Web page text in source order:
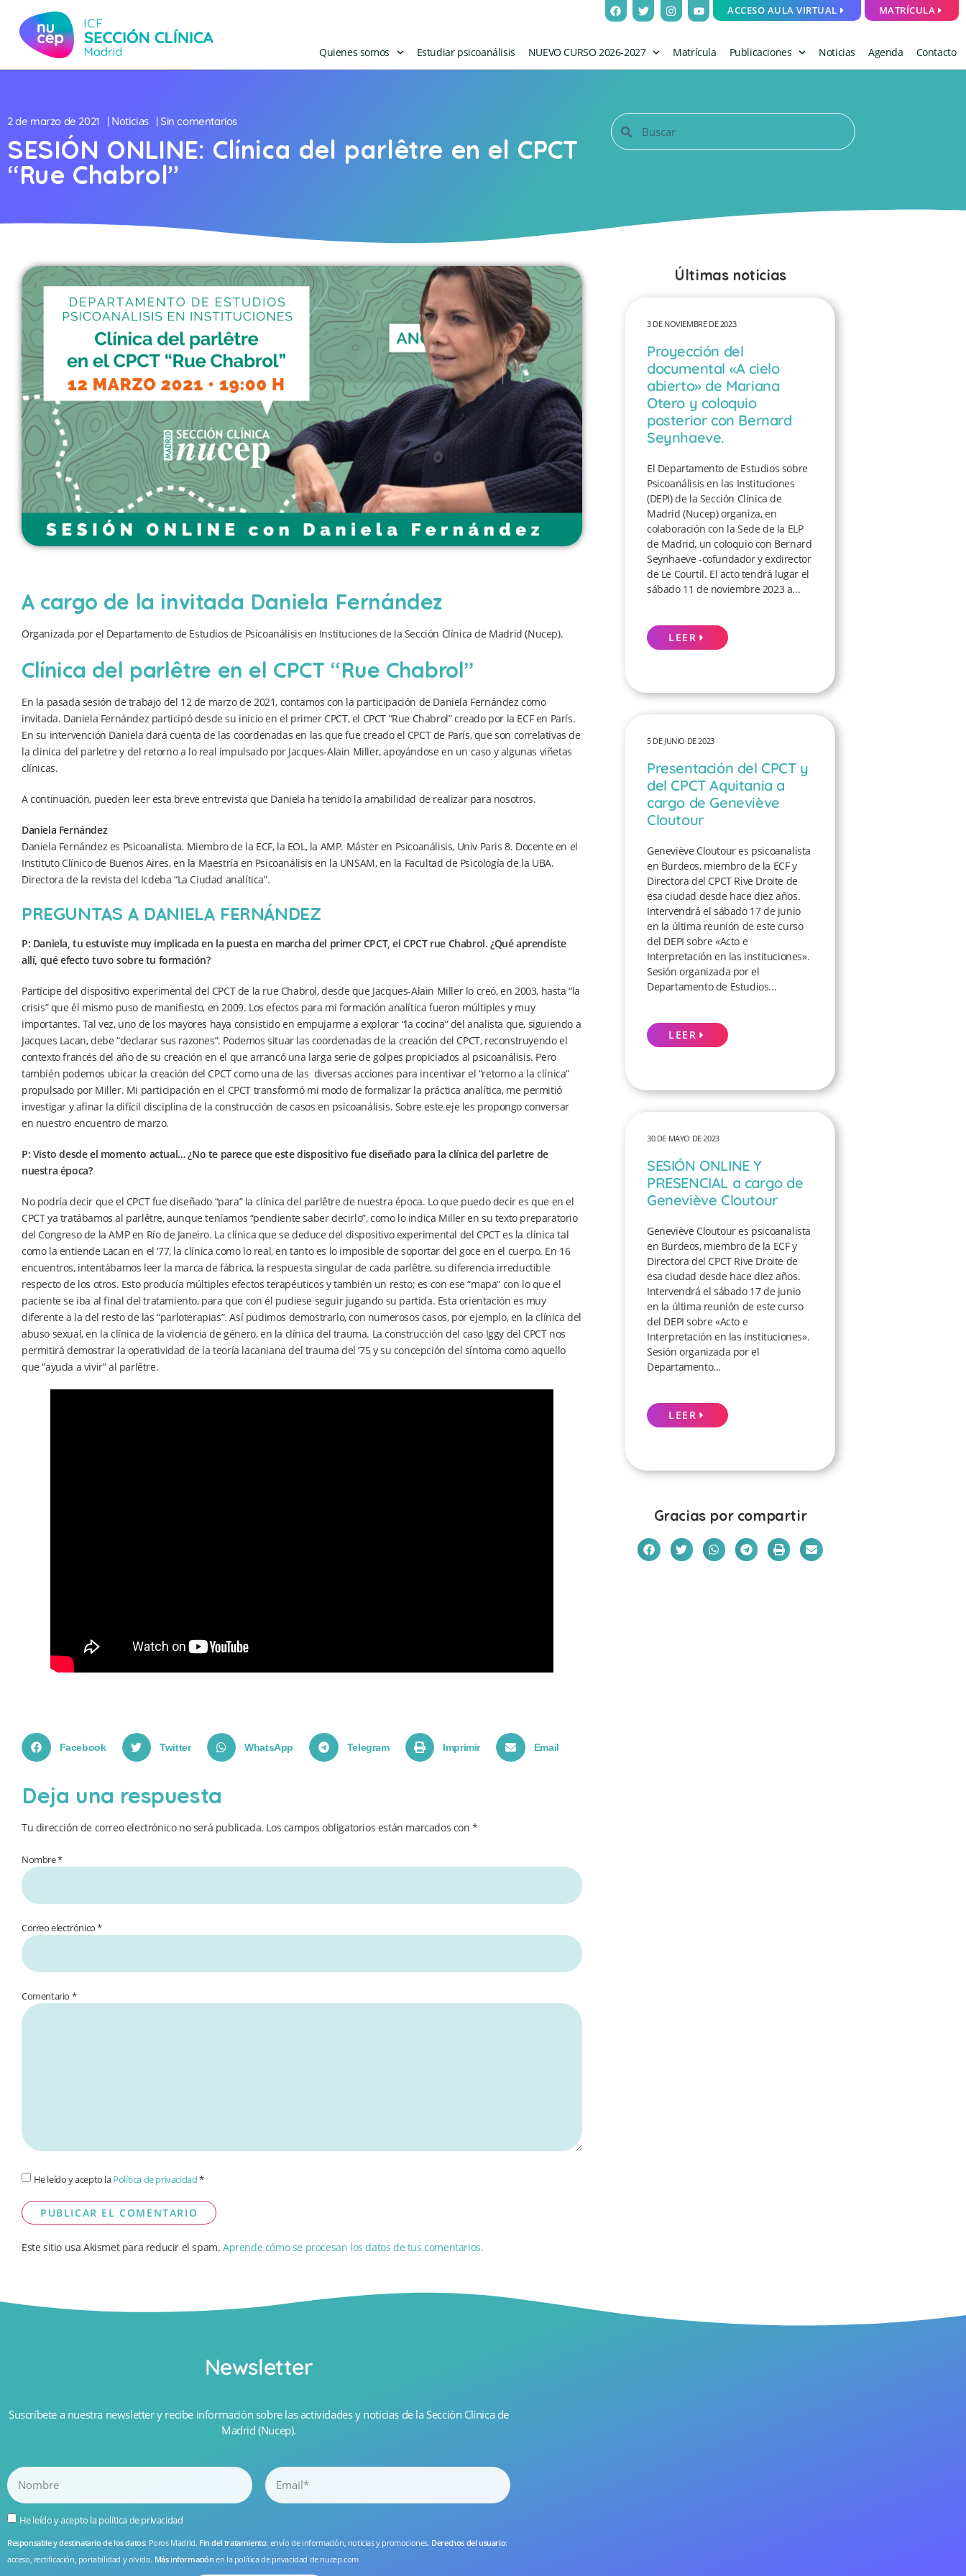
ACCESO AULA VIRTUAL MATRÍCULA
Quienes somos Estudiar psicoanálisis NUEVO CURSO 2026-2027 Matrícula Publicaciones Noticias Agenda Contacto
2 de marzo de 2021 | Noticias | Sin comentarios
SESIÓN ONLINE: Clínica del parlêtre en el CPCT
“Rue Chabrol”
A cargo de la invitada Daniela Fernández
Organizada por el Departamento de Estudios de Psicoanálisis en Instituciones de la Sección Clínica de Madrid (Nucep).
Clínica del parlêtre en el CPCT “Rue Chabrol”
En la pasada sesión de trabajo del 12 de marzo de 2021, contamos con la participación de Daniela Fernández como
invitada. Daniela Fernández participó desde su inicio en el primer CPCT, el CPCT “Rue Chabrol” creado por la ECF en París.
En su intervención Daniela dará cuenta de las coordenadas en las que fue creado el CPCT de París, que son correlativas de
la clinica del parletre y del retorno a lo real impulsado por Jacques-Alain Miller, apoyándose en un caso y algunas viñetas
clínicas.
A continuación, pueden leer esta breve entrevista que Daniela ha tenido la amabilidad de realizar para nosotros.
Daniela Fernández
Daniela Fernández es Psicoanalista. Miembro de la ECF, la EOL, la AMP. Máster en Psicoanálisis, Univ Paris 8. Docente en el
Instituto Clínico de Buenos Aires, en la Maestría en Psicoanálisis en la UNSAM, en la Facultad de Psicología de la UBA.
Directora de la revista del Icdeba “La Ciudad analítica”.
PREGUNTAS A DANIELA FERNÁNDEZ
P: Daniela, tu estuviste muy implicada en la puesta en marcha del primer CPCT, el CPCT rue Chabrol. ¿Qué aprendiste
allí, qué efecto tuvo sobre tu formación?
Partícipe del dispositivo experimental del CPCT de la rue Chabrol, desde que Jacques-Alain Miller lo creó, en 2003, hasta “la
crisis” que él mismo puso de manifiesto, en 2009. Los efectos para mi formación analítica fueron múltiples y muy
importantes. Tal vez, uno de los mayores haya consistido en empujarme a explorar “la cocina” del analista que, siguiendo a
Jacques Lacan, debe “declarar sus razones”. Podemos situar las coordenadas de la creación del CPCT, reconstruyendo el
contexto francés del año de su creación en el que arrancó una larga serie de golpes propiciados al psicoanálisis. Pero
también podemos ubicar la creación del CPCT como una de las diversas acciones para incentivar el “retorno a la clínica”
propulsado por Miller. Mi participación en el CPCT transformó mi modo de formalizar la práctica analítica, me permitió
investigar y afinar la difícil disciplina de la construcción de casos en psicoanálisis. Sobre este eje les propongo conversar
en nuestro encuentro de marzo.
P: Visto desde el momento actual… ¿No te parece que este dispositivo fue diseñado para la clínica del parletre de
nuestra época?
No podría decir que el CPCT fue diseñado “para” la clínica del parlêtre de nuestra época. Lo que puedo decir es que en el
CPCT ya tratábamos al parlêtre, aunque teníamos “pendiente saber decirlo”, como lo indica Miller en su texto preparatorio
del Congreso de la AMP en Río de Janeiro. La clínica que se deduce del dispositivo experimental del CPCT es la clínica tal
como la entiende Lacan en el ’77, la clínica como lo real, en tanto es lo imposible de soportar del goce en el cuerpo. En 16
encuentros, intentábamos leer la marca de fábrica, la respuesta singular de cada parlêtre, su diferencia irreductible
respecto de los otros. Esto producía múltiples efectos terapéuticos y también un resto; es con ese “mapa” con lo que el
paciente se iba al final del tratamiento, para que con él pudiese seguir jugando su partida. Esta orientación es muy
diferente a la del resto de las “parloterapias”. Así pudimos demostrarlo, con numerosos casos, por ejemplo, en la clínica del
abuso sexual, en la clínica de la violencia de género, en la clínica del trauma. La construcción del caso Iggy del CPCT nos
permitirá demostrar la operatividad de la teoría lacaniana del trauma del ‘75 y su concepción del síntoma como aquello
que “ayuda a vivir” al parlêtre.
Facebook Twitter WhatsApp Telegram Imprimir Email
Deja una respuesta
Tu dirección de correo electrónico no será publicada. Los campos obligatorios están marcados con*
Nombre *
Correo electrónico *
Comentario *
He leído y acepto laPolítica de privacidad*
Este sitio usa Akismet para reducir el spam.Aprende cómo se procesan los datos de tus comentarios.
Últimas noticias
3 DE NOVIEMBRE DE 2023
Proyección del
documental «A cielo
abierto» de Mariana
Otero y coloquio
posterior con Bernard
Seynhaeve.
El Departamento de Estudios sobre
Psicoanálisis en las Instituciones
(DEPI) de la Sección Clínica de
Madrid (Nucep) organiza, en
colaboración con la Sede de la ELP
de Madrid, un coloquio con Bernard
Seynhaeve -cofundador y exdirector
de Le Courtil. El acto tendrá lugar el
sábado 11 de noviembre 2023 a...
LEER
5 DE JUNIO DE 2023
Presentación del CPCT y
del CPCT Aquitania a
cargo de Geneviève
Cloutour
Geneviève Cloutour es psicoanalista
en Burdeos, miembro de la ECF y
Directora del CPCT Rive Droite de
esa ciudad desde hace diez años.
Intervendrá el sábado 17 de junio
en la última reunión de este curso
del DEPI sobre «Acto e
Interpretación en las instituciones».
Sesión organizada por el
Departamento de Estudios...
LEER
30 DE MAYO DE 2023
SESIÓN ONLINE Y
PRESENCIAL a cargo de
Geneviève Cloutour
Geneviève Cloutour es psicoanalista
en Burdeos, miembro de la ECF y
Directora del CPCT Rive Droite de
esa ciudad desde hace diez años.
Intervendrá el sábado 17 de junio
en la última reunión de este curso
del DEPI sobre «Acto e
Interpretación en las instituciones».
Sesión organizada por el
Departamento...
LEER
Gracias por compartir
Newsletter
Suscríbete a nuestra newsletter y recibe información sobre las actividades y noticias de la Sección Clínica de
Madrid (Nucep).
He leído y acepto lapolítica de privacidad
Responsable y destinatario de los datos: Poros Madrid. Fin del tratamiento: envío de información, noticias y promociones. Derechos del usuario:
acceso, rectificación, portabilidad y olvido. Más información en la política de privacidad de nucep.com